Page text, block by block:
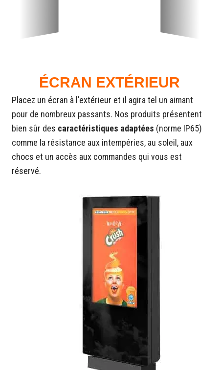
ÉCRAN EXTÉRIEUR
Placez un écran à l'extérieur et il agira tel un aimant
pour de nombreux passants. Nos produits présentent
bien sûr des caractéristiques adaptées (norme IP65)
comme la résistance aux intempéries, au soleil, aux
chocs et un accès aux commandes qui vous est
réservé.